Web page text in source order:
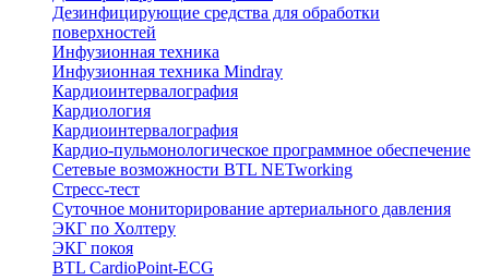
Дезинфицирующие средства для обработки
поверхностей
Инфузионная техника
Инфузионная техника Mindray
Кардиоинтервалография
Кардиология
Кардиоинтервалография
Кардио-пульмонологическое программное обеспечение
Сетевые возможности BTL NETworking
Стресс-тест
Суточное мониторирование артериального давления
ЭКГ по Холтеру
ЭКГ покоя
BTL CardioPoint-ECG